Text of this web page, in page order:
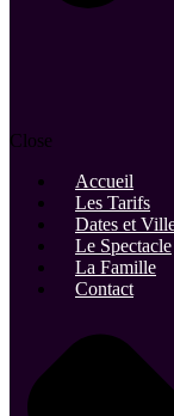
Close
Accueil
Les Tarifs
Dates et
Le Spectacle
La Famille
Contact